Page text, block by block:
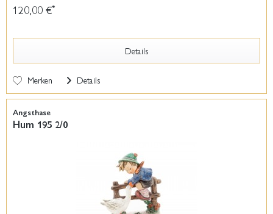
120,00 €*
Details
Merken Details
Angsthase
Hum 195 2/0